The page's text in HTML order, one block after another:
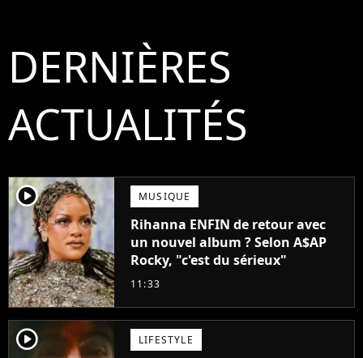
DERNIÈRES
ACTUALITÉS
player2 MUSIQUE
Rihanna ENFIN de retour avec
un nouvel album ? Selon A$AP
Rocky, "c'est du sérieux"
11:33
player2 LIFESTYLE